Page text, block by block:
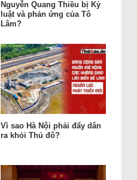
Nguyễn Quang Thiều bị Kỷ
luật và phản ứng của Tô
Lâm?
Vì sao Hà Nội phải đẩy dân
ra khỏi Thủ đô?